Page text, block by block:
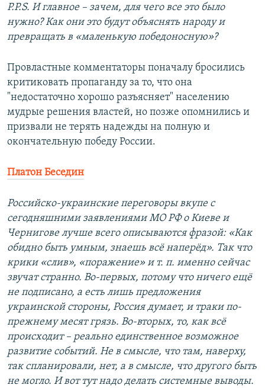
P.P.S. И главное – зачем, для чего все это было
нужно? Как они это будут объяснять народу и
превращать в «маленькую победоносную»?
Провластные комментаторы поначалу бросились
критиковать пропаганду за то, что она
"недостаточно хорошо разъясняет" населению
мудрые решения властей, но позже опомнились и
призвали не терять надежды на полную и
окончательную победу России.
Платон Беседин
Российско-украинские переговоры вкупе с
сегодняшними заявлениями МО РФ о Киеве и
Чернигове лучше всего описываются фразой: «Как
обидно быть умным, знаешь всё наперёд». Так что
крики «слив», «поражение» и т. п. именно сейчас
звучат странно. Во-первых, потому что ничего ещё
не подписано, а есть лишь предложения
украинской стороны, Россия думает, и траки по-
прежнему месят грязь. Во-вторых, то, как всё
происходит – реально единственное возможное
развитие событий. Не в смысле, что там, наверху,
так спланировали, нет, а в смысле, что другого быть
не могло. И вот тут надо делать системные выводы.